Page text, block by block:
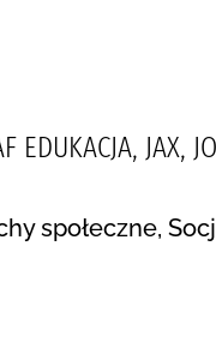
EDUKACJA, JAX,
społeczne,